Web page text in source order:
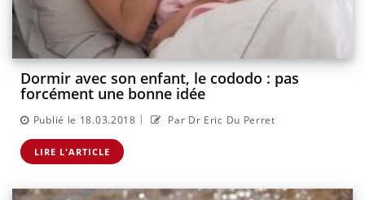
Dormir avec son enfant, le cododo : pas
forcément une bonne idée
Publié le 18.03.2018 | Par Dr Eric Du Perret
LIRE L'ARTICLE